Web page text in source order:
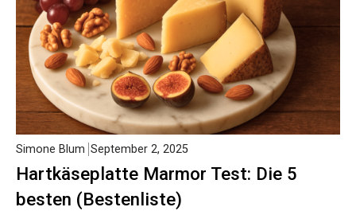
Hartkäseplatte Marmor Test: Die 5
besten (Bestenliste)
Simone Blum September 2, 2025